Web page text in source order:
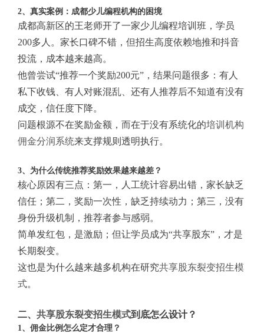
2、真实案例：成都少儿编程机构的困境
成都高新区的王老师开了一家少儿编程培训班，学员
200多人。家长口碑不错，但招生高度依赖地推和抖音
投流，成本越来越高。
他曾尝试“推荐一个奖励200元”，结果问题很多：有人
私下收钱、有人对账混乱、还有人推荐后不知道有没有
成交，信任度下降。
问题根源不在奖励金额，而在于没有系统化的培训机构
佣金分润系统来支撑规则透明执行。
3、为什么传统推荐奖励效果越来越差？
核心原因有三点：第一，人工统计容易出错，家长缺乏
信任；第二，奖励一次性，缺乏持续动力；第三，没有
身份升级机制，推荐者参与感弱。
简单发红包，是激励；但让学员成为“共享股东”，才是
长期裂变。
这也是为什么越来越多机构在研究共享股东裂变招生模
式。
二、 共享股东裂变招生模式到底怎么设计？
1、佣金比例怎么定才合理？